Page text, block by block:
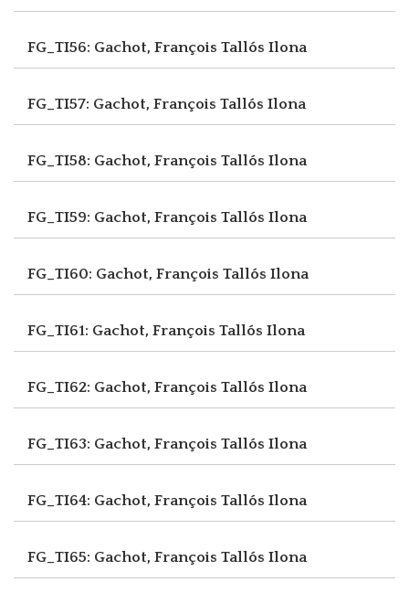
FG_TI56: Gachot, François Tallós Ilona
FG_TI57: Gachot, François Tallós Ilona
FG_TI58: Gachot, François Tallós Ilona
FG_TI59: Gachot, François Tallós Ilona
FG_TI60: Gachot, François Tallós Ilona
FG_TI61: Gachot, François Tallós Ilona
FG_TI62: Gachot, François Tallós Ilona
FG_TI63: Gachot, François Tallós Ilona
FG_TI64: Gachot, François Tallós Ilona
FG_TI65: Gachot, François Tallós Ilona